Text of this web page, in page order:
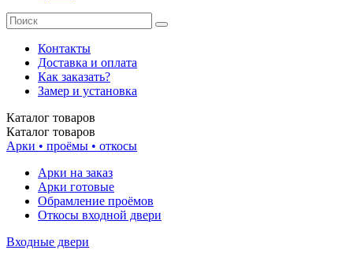
Контакты
Доставка и оплата
Как заказать?
Замер и установка
Каталог товаров
Каталог товаров
Арки • проёмы • откосы
Арки на заказ
Арки готовые
Обрамление проёмов
Откосы входной двери
Входные двери